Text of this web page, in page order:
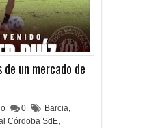
un mercado de
0 Barcia,
Córdoba SdE,